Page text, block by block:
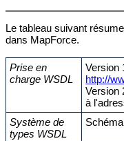
Le tableau suivant
dans MapForce.
Prise en
charge WSDL
Version
http://
Version
à
Système de
types WSDL